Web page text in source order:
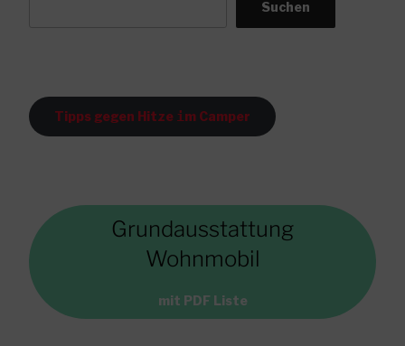
Suchen
Tipps gegen Hitze im Camper
Grundausstattung
Wohnmobil
mit PDF Liste